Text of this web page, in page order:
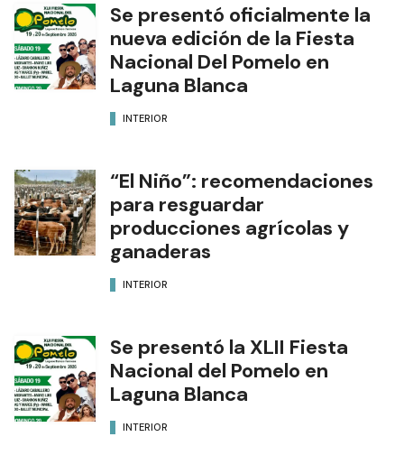
Se presentó oficialmente la
nueva edición de la Fiesta
Nacional Del Pomelo en
Laguna Blanca
INTERIOR
“El Niño”: recomendaciones
para resguardar
producciones agrícolas y
ganaderas
INTERIOR
Se presentó la XLII Fiesta
Nacional del Pomelo en
Laguna Blanca
INTERIOR